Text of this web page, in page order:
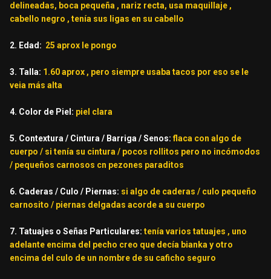
delineadas, boca pequeña , nariz recta, usa maquillaje ,
cabello negro , tenía sus ligas en su cabello
2. Edad: 25 aprox le pongo
3. Talla: 1.60 aprox , pero siempre usaba tacos por eso se le
veia más alta
4. Color de Piel: piel clara
5. Contextura / Cintura / Barriga / Senos:flaca con algo de
cuerpo / si tenía su cintura / pocos rollitos pero no incómodos
/ pequeños carnosos cn pezones paraditos
6. Caderas / Culo / Piernas: si algo de caderas / culo pequeño
carnosito / piernas delgadas acorde a su cuerpo
7. Tatuajes o Señas Particulares: tenía varios tatuajes , uno
adelante encima del pecho creo que decía bianka y otro
encima del culo de un nombre de su caficho seguro